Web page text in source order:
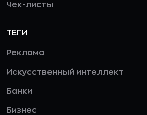
Чек-листы
ТЕГИ
Реклама
Искусственный интеллект
Банки
Бизнес